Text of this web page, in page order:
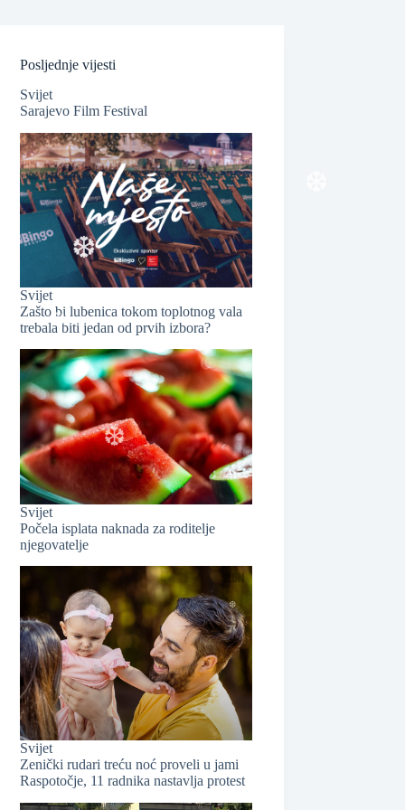
Posljednje vijesti
Svijet
Sarajevo Film Festival
Svijet
Zašto bi lubenica tokom toplotnog vala
trebala biti jedan od prvih izbora?
Svijet
Počela isplata naknada za roditelje
njegovatelje
Svijet
Zenički rudari treću noć proveli u jami
Raspotočje, 11 radnika nastavlja protest
❆
❆
❆
❆
❆